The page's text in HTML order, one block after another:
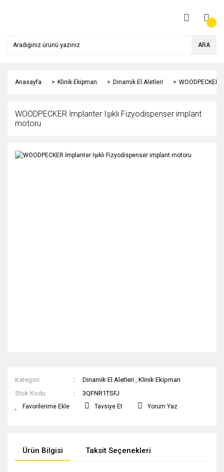
ARA
Anasayfa Klinik Ekipman Dinamik El Aletleri
WOODPECKER İmplanter Işıklı Fizyodispenser implant
motoru
Kategori Dinamik El Aletleri ,Klinik Ekipman
Stok Kodu
3QFNR1TSFJ
Tavsiye Et Yorum Yaz
Ürün Bilgisi Taksit Seçenekleri